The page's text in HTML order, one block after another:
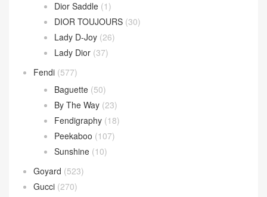
Dior
(508)
30 Montaigne(9)
Dior Bobby (4)
Dior Book Tote
Dior Caro
Dior Groove(1)
Dior Saddle(1)
DIOR TOUJOURS
Lady D-Joy(26)
Lady Dior (37)
Fendi(577)
Baguette